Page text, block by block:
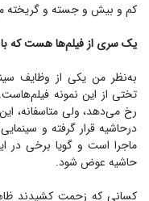
کم و بیش و جسته و گریخته
یک سری از فیلم‌ها هست که با
به‌نظر من یکی از وظایف
تختی از این نمونه
رخ می‌دهد، ولی متاسفانه،
درحاشیه قرار گرفته و
ماجرا است و گویا برخی در
حاشیه عوض شود.
کسانی که زحمت کشیدند